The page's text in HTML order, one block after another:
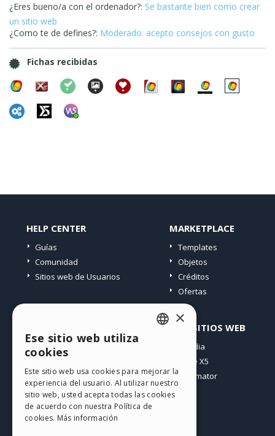
¿Eres bueno/a con el ordenador?: Se bastante bien como crear
un sitio web
¿Como te de defines?: Moderado: acepto consejos con gusto
Fichas recibidas
HELP CENTER
Guías
Comunidad
Sitios web de Usuarios
MARKETPLACE
Templates
Objetos
Créditos
Ofertas
Mis post
Mis download
Espacio Web
Mis Créditos
OTROS SITIOS WEB
Incomedia
WebSite X5
WebAnimator
GERMAN
SPANISH
×
Ese sitio web utiliza
cookies
Este sitio web usa cookies para mejorar la
experiencia del usuario. Al utilizar nuestro
sitio web, usted acepta todas las cookies
de acuerdo con nuestra Política de
cookies. Más información